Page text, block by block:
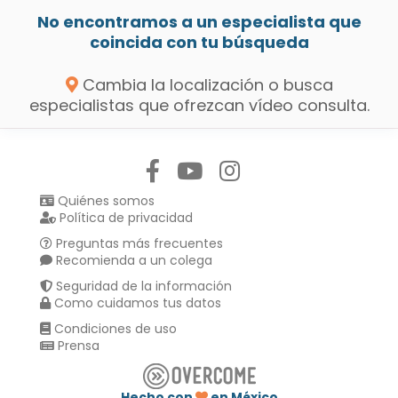
No encontramos a un especialista que
coincida con tu búsqueda
Cambia la localización o busca
especialistas que ofrezcan vídeo consulta.
Quiénes somos
Política de privacidad
Preguntas más frecuentes
Recomienda a un colega
Seguridad de la información
Como cuidamos tus datos
Condiciones de uso
Prensa